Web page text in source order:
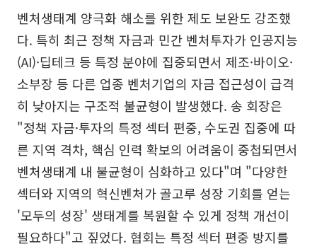
벤처생태계 양극화 해소를 위한 제도 보완도 강조했
다. 특히 최근 정책 자금과 민간 벤처투자가 인공지능
(AI)·딥테크 등 특정 분야에 집중되면서 제조·바이오·
소부장 등 다른 업종 벤처기업의 자금 접근성이 급격
히 낮아지는 구조적 불균형이 발생했다. 송 회장은
"정책 자금·투자의 특정 섹터 편중, 수도권 집중에 따
른 지역 격차, 핵심 인력 확보의 어려움이 중첩되면서
벤처생태계 내 불균형이 심화하고 있다"며 "다양한
섹터와 지역의 혁신벤처가 골고루 성장 기회를 얻는
'모두의 성장' 생태계를 복원할 수 있게 정책 개선이
필요하다"고 짚었다. 협회는 특정 섹터 편중 방지를